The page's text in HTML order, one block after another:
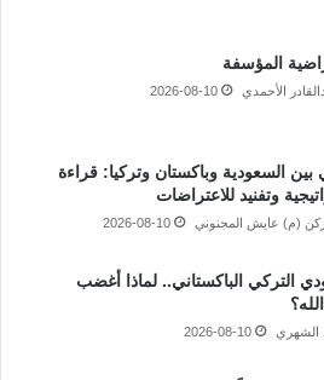
المؤسفة
الأحمدي 2026-08-10
بين السعودية وباكستان وتركيا: قراءة
وتفنيد للاعتراضات
الركن (م) عايش المجنوني 2026-08-10
التركي الباكستاني.. لماذا أغضب
الشهري 2026-08-10